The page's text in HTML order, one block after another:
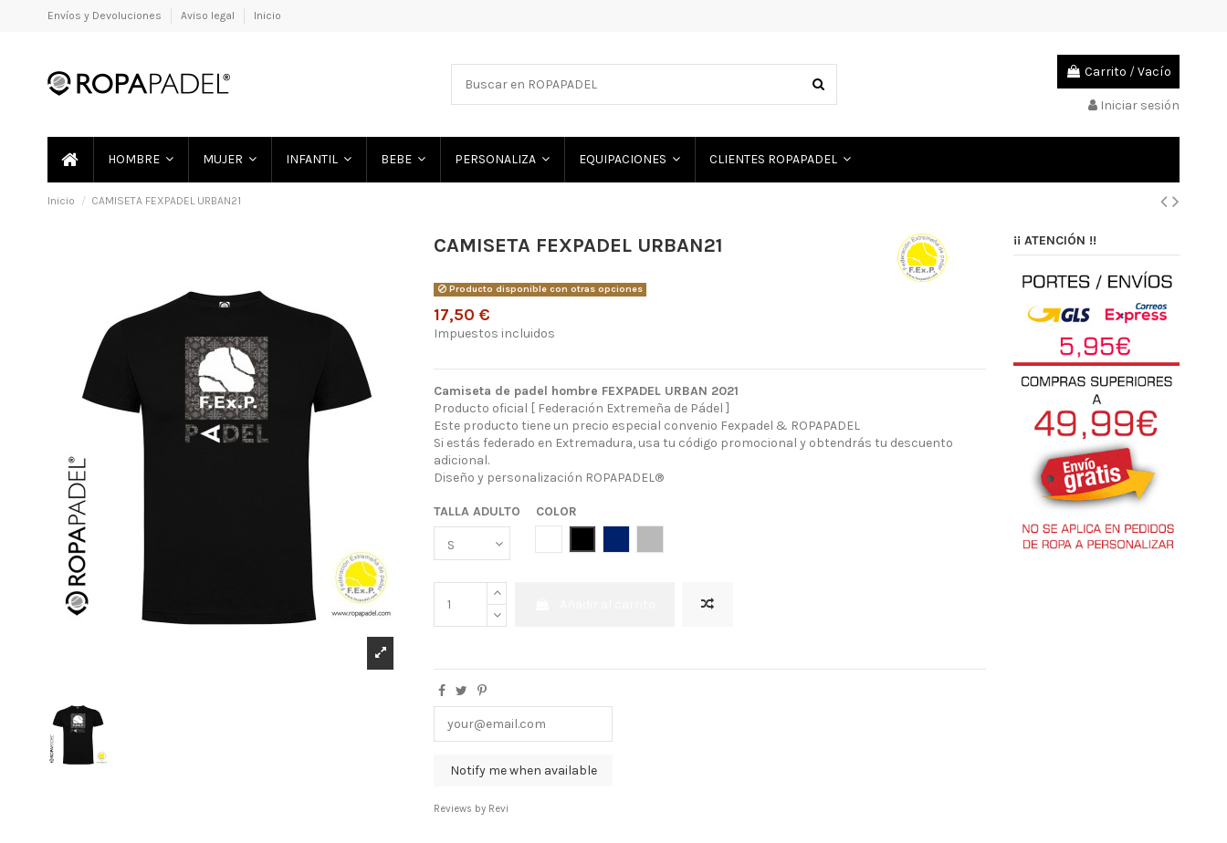
Envíos y Devoluciones Aviso legal Inicio
Carrito /Vacío
Iniciar sesión
HOMBRE MUJER INFANTIL BEBE PERSONALIZA EQUIPACIONES CLIENTES ROPAPADEL
Inicio CAMISETA FEXPADEL URBAN21
CAMISETA FEXPADEL URBAN21
Producto disponible con otras opciones
17,50 €
Impuestos incluidos
Camiseta de padel hombre FEXPADEL URBAN 2021
Producto oficial [ Federación Extremeña de Pádel ]
Este producto tiene un precio especial convenio Fexpadel & ROPAPADEL
Si estás federado en Extremadura, usa tu código promocional y obtendrás tu descuento
adicional.
Diseño y personalización ROPAPADEL®
TALLA ADULTO
COLOR
Reviews by Revi
¡¡ ATENCIÓN !!